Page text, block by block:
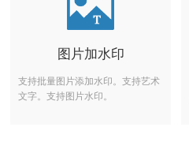
图片加水印
支持批量图片添加水印。支持艺术
文字。支持图片水印。